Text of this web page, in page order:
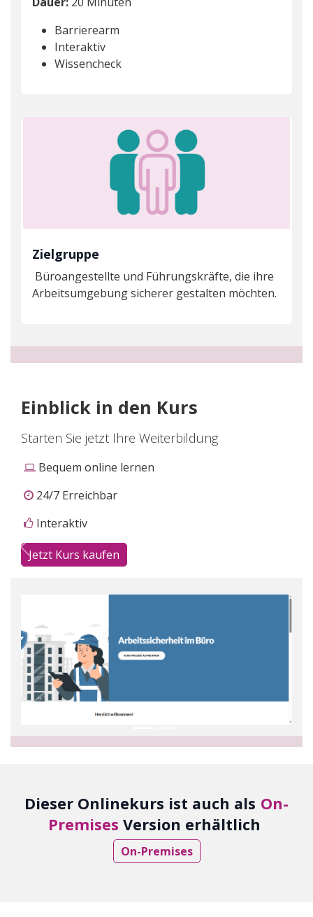
Barrierearm
Interaktiv
Wissencheck
Zielgruppe
Büroangestellte und Führungskräfte, die ihre
Arbeitsumgebung sicherer gestalten möchten.
Einblick in den Kurs
Starten Sie jetzt Ihre Weiterbildung
Bequem online lernen
24/7 Erreichbar
Interaktiv
Jetzt Kurs kaufen
Zurück
Dieser Onlinekurs ist auch als On-
Premises Version erhältlich
On-Premises